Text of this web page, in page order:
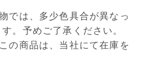
は、多少色具合が異なっ
。予めご了承ください。
商品は、当社にて在庫を